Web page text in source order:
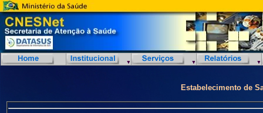
Estabelecimento de